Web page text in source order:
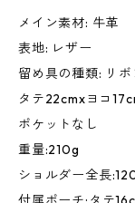
メイン素材: 牛革
表地: レザー
留め具の種類: リボ
タテ22cmxヨコ
ポケットなし
重量:210g
ショルダー全長